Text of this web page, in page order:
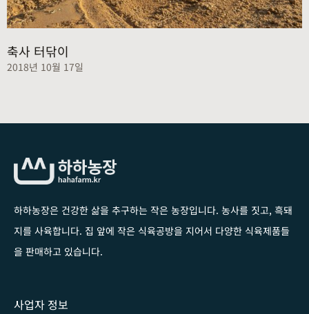
축사 터닦이
2018년 10월 17일
하하농장은 건강한 삶을 추구하는 작은 농장입니다. 농사를 짓고, 흑돼
지를 사육합니다. 집 앞에 작은 식육공방을 지어서 다양한 식육제품들
을 판매하고 있습니다.
사업자 정보